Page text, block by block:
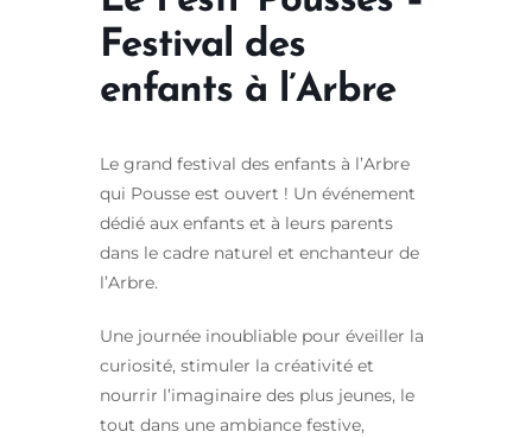
Festival des
enfants à l’Arbre
Le grand festival des enfants à l’Arbre
qui Pousse est ouvert ! Un événement
dédié aux enfants et à leurs parents
dans le cadre naturel et enchanteur de
l’Arbre.
Une journée inoubliable pour éveiller la
curiosité, stimuler la créativité et
nourrir l’imaginaire des plus jeunes, le
tout dans une ambiance festive,